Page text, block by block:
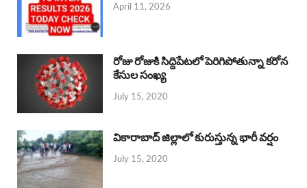
April 11, 2026
రోజు రోజుకి సిద్దిపేటలో పెరిగిపోతున్నా కరోన
కేసుల సంఖ్య
July 15, 2020
వికారాబాద్ జిల్లాలో కురుస్తున్న భారీ వర్షం
July 15, 2020